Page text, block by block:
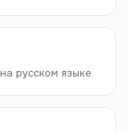
русском языке.